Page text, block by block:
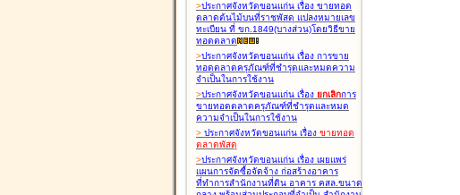
>ประกาศจังหวัดขอนแก่น เรื่อง ขายทอด
ตลาดต้นไม้บนที่ราชพัสดุ แปลงหมายเลข
ทะเบียน ที่ ขก.1849(บางส่วน)โดยวิธีขาย
ทอดตลาด
>ประกาศจังหวัดขอนแก่น เรื่อง การขาย
ทอดตลาดครุภัณฑ์ที่ชำรุดและหมดความ
จำเป็นในการใช้งาน
>ประกาศจังหวัดขอนแก่น เรื่อง ยกเลิกการ
ขายทอดตลาดครุภัณฑ์ที่ชำรุดและหมด
ความจำเป็นในการใช้งาน
> ประกาศจังหวัดขอนแก่น เรื่อง ขายทอด
ตลาดพัสดุ
>ประกาศจังหวัดขอนแก่น เรื่อง เผยแพร่
แผนการจัดซื้อจัดจ้าง ก่อสร้างอาคาร
ที่ทำการสำนักงานที่ดิน อาคาร คสล.ขนาด